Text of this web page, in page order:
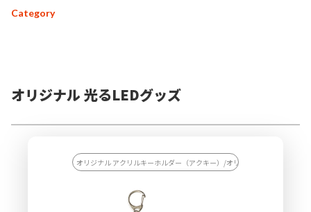
Category
オリジナル 光るLEDグッズ
オリジナル アクリルキーホルダー（アクキー）/オリジナル キーホルダ